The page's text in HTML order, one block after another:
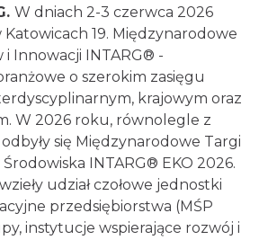
2026
2026-12-11
W dniach 2-3 czerwca 2026
19. Międzynarodowe
Innowacji INTARG® -
o szerokim zasięgu
krajowym oraz
W 2026 roku, równolegle z
się Międzynarodowe Targi
INTARG® EKO 2026.
udział czołowe jednostki
przedsiębiorstwa (MŚP
instytucje wspierające rozwój i